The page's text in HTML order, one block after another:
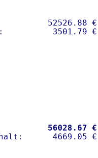
52526.88 €
56028.67 €